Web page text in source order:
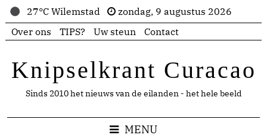
27°C Wilemstad
zondag, 9 augustus 2026
Over ons
TIPS? Uw steun Contact
Knipselkrant Curacao
Sinds 2010 het nieuws van de eilanden - het hele beeld
MENU